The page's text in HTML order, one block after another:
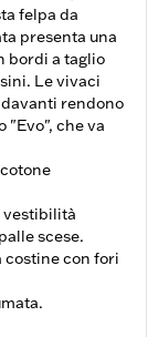
felpa da
presenta una
bordi a taglio
Le vivaci
rendono
"Evo", che va
vestibilità
scese.
costine con fori